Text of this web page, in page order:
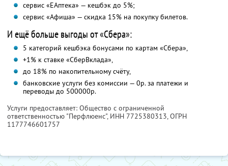
сервис «ЕАптека» — кешбэк до 5%;
сервис «Афиша» — скидка 15% на покупку билетов.
И ещё больше выгоды от «Сбера»:
5 категорий кешбэка бонусами по картам «Сбера»,
+1% к ставке «СберВклада»,
до 18% по накопительному счёту,
банковские услуги без комиссии — 0р. за платежи и
переводы до 500000р.
Услуги предоставляет: Общество с ограниченной
ответственностью "Перфлюенс", ИНН 7725380313, ОГРН
1177746601757